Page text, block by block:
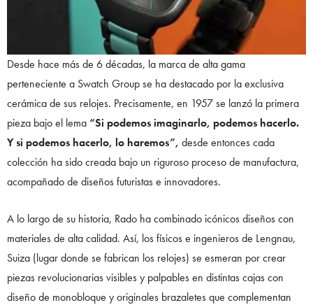
Desde hace más de 6 décadas, la marca de alta gama
perteneciente a Swatch Group se ha destacado por la exclusiva
cerámica de sus relojes. Precisamente, en 1957 se lanzó la primera
pieza bajo el lema “Si podemos imaginarlo, podemos hacerlo.
Y si podemos hacerlo, lo haremos”, desde entonces cada
colección ha sido creada bajo un riguroso proceso de manufactura,
acompañado de diseños futuristas e innovadores.
A lo largo de su historia, Rado ha combinado icónicos diseños con
materiales de alta calidad. Así, los físicos e ingenieros de Lengnau,
Suiza (lugar donde se fabrican los relojes) se esmeran por crear
piezas revolucionarias visibles y palpables en distintas cajas con
diseño de monobloque y originales brazaletes que complementan